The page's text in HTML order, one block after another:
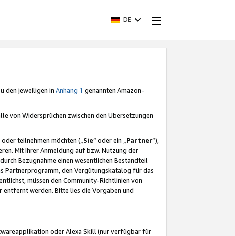
DE
den jeweiligen in Anhang 1 genannten Amazon-
von Widersprüchen zwischen den Übersetzungen
oder teilnehmen möchten („Sie“ oder ein „Partner“),
Mit Ihrer Anmeldung auf bzw. Nutzung der
Bezugnahme einen wesentlichen Bestandteil
Partnerprogramm, den Vergütungskatalog für das
müssen den Community-Richtlinien von
entfernt werden. Bitte lies die Vorgaben und
oder Alexa Skill (nur verfügbar für